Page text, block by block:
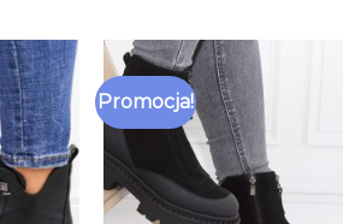
Promocja!